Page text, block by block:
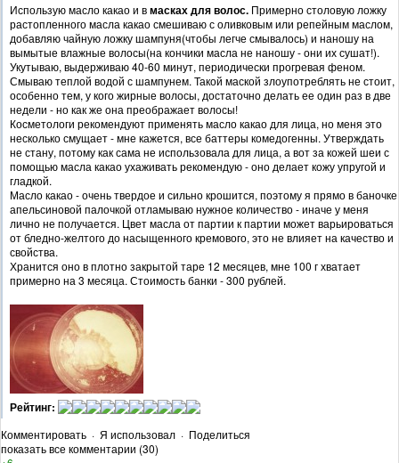
Использую масло какао и вмасках для волос. Примерно столовую ложку
растопленного масла какао смешиваю с оливковым или репейным маслом,
добавляю чайную ложку шампуня(чтобы легче смывалось) и наношу на
вымытые влажные волосы(на кончики масла не наношу - они их сушат!).
Укутываю, выдерживаю 40-60 минут, периодически прогревая феном.
Смываю теплой водой с шампунем. Такой маской злоупотреблять не стоит,
особенно тем, у кого жирные волосы, достаточно делать ее один раз в две
недели - но как же она преображает волосы!
Косметологи рекомендуют применять масло какао для лица, но меня это
несколько смущает - мне кажется, все баттеры комедогенны. Утверждать
не стану, потому как сама не использовала для лица, а вот за кожей шеи с
помощью масла какао ухаживать рекомендую - оно делает кожу упругой и
гладкой.
Масло какао - очень твердое и сильно крошится, поэтому я прямо в баночке
апельсиновой палочкой отламываю нужное количество - иначе у меня
лично не получается. Цвет масла от партии к партии может варьироваться
от бледно-желтого до насыщенного кремового, это не влияет на качество и
свойства.
Хранится оно в плотно закрытой таре 12 месяцев, мне 100 г хватает
примерно на 3 месяца. Стоимость банки - 300 рублей.
Рейтинг:
Комментировать · Я использовал · Поделиться
показать все комментарии (30)